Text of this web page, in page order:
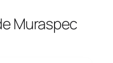
Muraspec